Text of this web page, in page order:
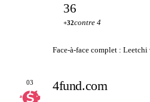
36
+32contre 4
Face-à-face complet :
03 4fund.com